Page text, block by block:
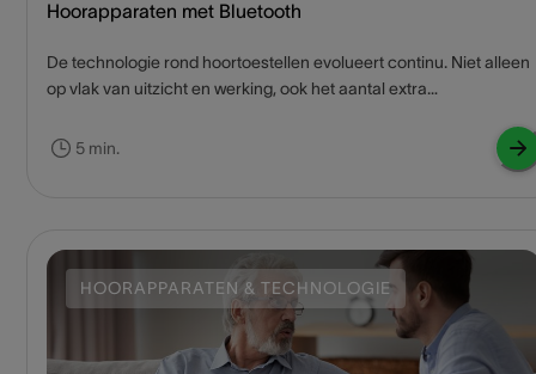
Hoorapparaten met Bluetooth
De technologie rond hoortoestellen evolueert continu. Niet alleen
op vlak van uitzicht en werking, ook het aantal extra
technologie die door verschillende hoortoestellen ondersteund
wordt. Hieronder geven we meer tekst en uitleg over de diverse
5 min.
HOORAPPARATEN & TECHNOLOGIE